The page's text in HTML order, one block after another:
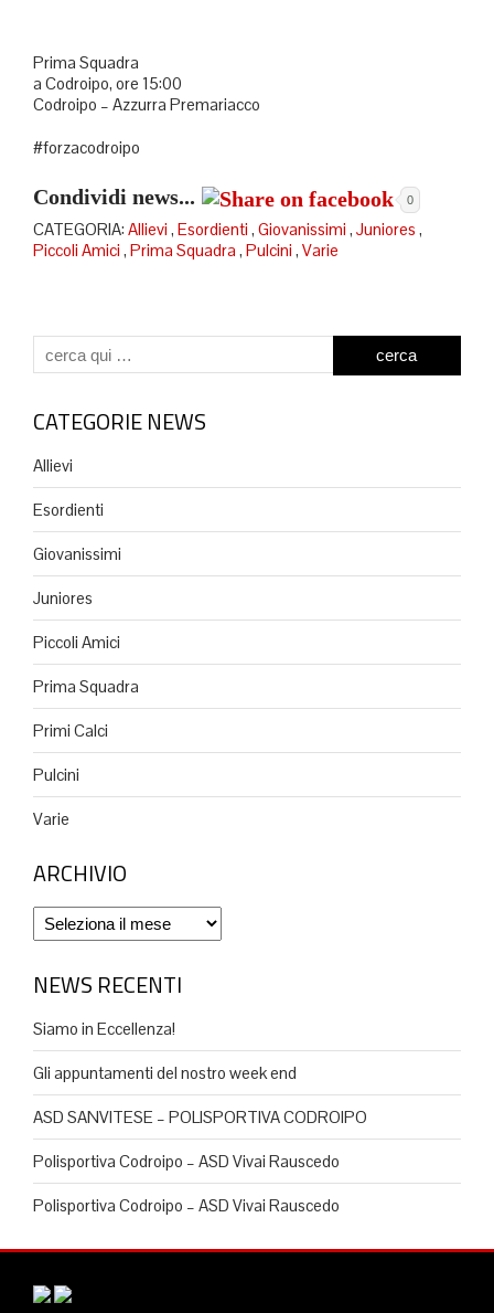
Prima Squadra
a Codroipo, ore 15:00
Codroipo – Azzurra Premariacco
#forzacodroipo
Condividi news... 0
CATEGORIA: Allievi , Esordienti , Giovanissimi , Juniores ,
Piccoli Amici , Prima Squadra , Pulcini , Varie
CATEGORIE NEWS
Allievi
Esordienti
Giovanissimi
Juniores
Piccoli Amici
Prima Squadra
Primi Calci
Pulcini
Varie
ARCHIVIO
Archivio
NEWS RECENTI
Siamo in Eccellenza!
Gli appuntamenti del nostro week end
ASD SANVITESE – POLISPORTIVA CODROIPO
Polisportiva Codroipo – ASD Vivai Rauscedo
Polisportiva Codroipo – ASD Vivai Rauscedo